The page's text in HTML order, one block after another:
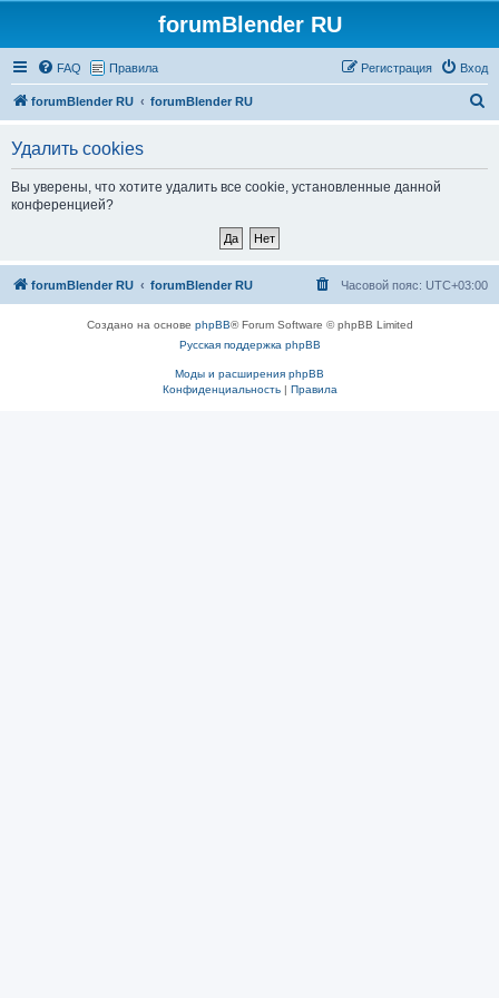
forumBlender RU
FAQ Правила Вход
Регистрация
forumBlender RU forumBlender RU
Удалить cookies
Вы уверены, что хотите удалить все cookie, установленные данной
конференцией?
forumBlender RU forumBlender RU Часовой пояс: UTC+03:00
Создано на основе phpBB® Forum Software © phpBB Limited
Русская поддержка phpBB
Моды и расширения phpBB
Конфиденциальность| Правила